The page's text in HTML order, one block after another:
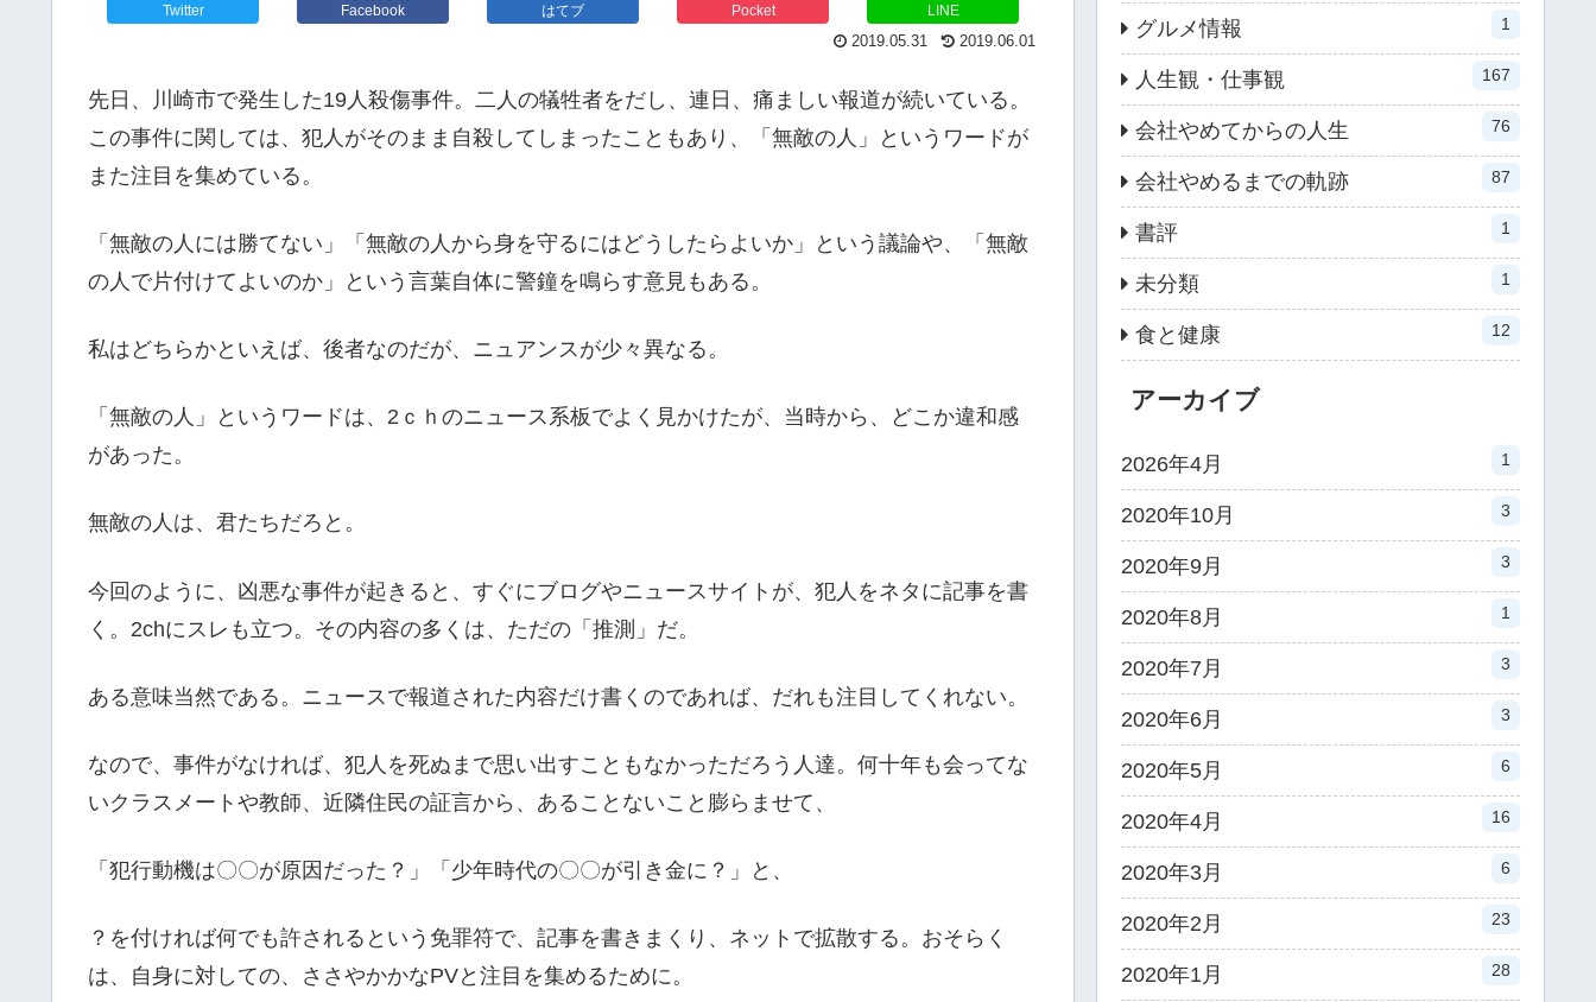
Twitter Facebook はてブ Pocket
LINE
2019.06.01
2019.05.31
先日、川崎市で発生した19人殺傷事件。二人の犠牲者をだし、連日、痛ましい報道が続いている。
この事件に関しては、犯人がそのまま自殺してしまったこともあり、「無敵の人」というワードが
また注目を集めている。
「無敵の人には勝てない」「無敵の人から身を守るにはどうしたらよいか」という議論や、「無敵
の人で片付けてよいのか」という言葉自体に警鐘を鳴らす意見もある。
私はどちらかといえば、後者なのだが、ニュアンスが少々異なる。
「無敵の人」というワードは、2ｃｈのニュース系板でよく見かけたが、当時から、どこか違和感
があった。
無敵の人は、君たちだろと。
今回のように、凶悪な事件が起きると、すぐにブログやニュースサイトが、犯人をネタに記事を書
く。2chにスレも立つ。その内容の多くは、ただの「推測」だ。
ある意味当然である。ニュースで報道された内容だけ書くのであれば、だれも注目してくれない。
なので、事件がなければ、犯人を死ぬまで思い出すこともなかっただろう人達。何十年も会ってな
いクラスメートや教師、近隣住民の証言から、あることないこと膨らませて、
「犯行動機は〇〇が原因だった？」「少年時代の〇〇が引き金に？」と、
？を付ければ何でも許されるという免罪符で、記事を書きまくり、ネットで拡散する。おそらく
は、自身に対しての、ささやかかなPVと注目を集めるために。
グルメ情報 1
人生観・仕事観 167
会社やめてからの人生 76
会社やめるまでの軌跡 87
書評 1
未分類 1
食と健康 12
アーカイブ
2026年4月 1
2020年10月 3
2020年9月 3
2020年8月 1
2020年7月 3
2020年6月 3
2020年5月 6
2020年4月 16
2020年3月 6
2020年2月 23
2020年1月 28